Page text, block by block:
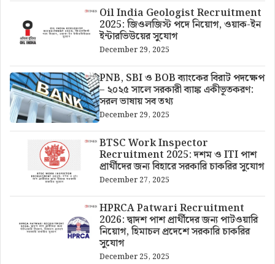
Oil India Geologist Recruitment
2025: জিওলজিস্ট পদে নিয়োগ, ওয়াক-ইন
ইন্টারভিউয়ের সুযোগ
December 29, 2025
PNB, SBI ও BOB ব্যাংকের বিরাট পদক্ষেপ
– ২০২৫ সালে সরকারী ব্যাঙ্ক একীভূতকরণ:
সরল ভাষায় সব তথ্য
December 29, 2025
BTSC Work Inspector
Recruitment 2025: দশম ও ITI পাশ
প্রার্থীদের জন্য বিহারে সরকারি চাকরির সুযোগ
December 27, 2025
HPRCA Patwari Recruitment
2026: দ্বাদশ পাশ প্রার্থীদের জন্য পাটওয়ারি
নিয়োগ, হিমাচল প্রদেশে সরকারি চাকরির
সুযোগ
December 25, 2025